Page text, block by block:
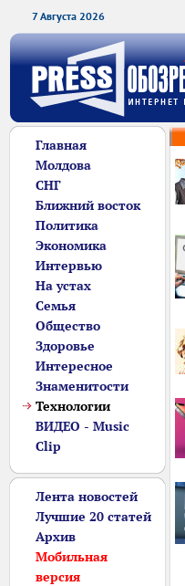
7 Августа 2026
Главная
Молдова
СНГ
Ближний восток
Политика
Экономика
Интервью
На устах
Семья
Общество
Здоровье
Интересное
Знаменитости
Технологии
ВИДЕО - Music
Clip
Лента новостей
Лучшие 20 статей
Архив
Мобильная
версия